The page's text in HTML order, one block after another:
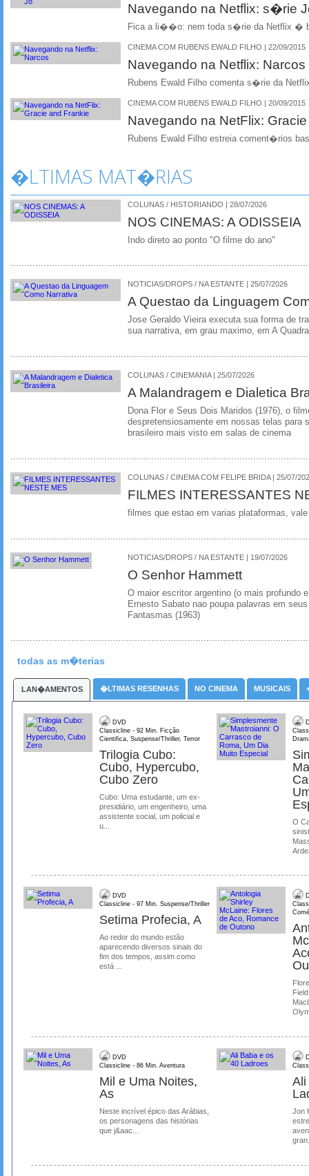
Navegando na Netflix: s�rie
Fica a li��o: nem toda s�rie da Netflix �
CINEMA COM RUBENS EWALD FILHO | 22/09/2015
Navegando na Netflix: Narcos
Rubens Ewald Filho comenta s�rie da
CINEMA COM RUBENS EWALD FILHO | 20/09/2015
Navegando na NetFlix:
Rubens Ewald Filho estreia coment�rios
�LTIMAS MAT�RIAS
COLUNAS / HISTORIANDO | 28/07/2026
NOS CINEMAS: A ODISSEIA
Indo direto ao ponto "O filme do ano"
NOTICIAS/DROPS / NA ESTANTE | 25/07/2026
A Questao da Linguagem
Jose Geraldo Vieira executa sua forma de
sua narrativa, em grau maximo, em A
COLUNAS / CINEMANIA | 25/07/2026
A Malandragem e Dialetica
Dona Flor e Seus Dois Maridos (1976), o
despretensiosamente em nossas telas para
brasileiro mais visto em salas de cinema
COLUNAS / CINEMA COM FELIPE BRIDA | 25/07/
FILMES INTERESSANTES
filmes que estao em varias plataformas,
NOTICIAS/DROPS / NA ESTANTE | 19/07/2026
O Senhor Hammett
O maior escritor argentino (o mais profundo
Ernesto Sabato nao poupa palavras em
Fantasmas (1963)
todas as m�terias
LAN�AMENTOS �LTIMAS RESENHAS NO CINEMA MUSICAIS
DVD
Classicline - 92 Min. Ficção
Cientifica, Suspense/Thriller, Terror
Trilogia Cubo:
Cubo, Hypercubo,
Cubo Zero
Cubo: Uma estudante, um ex-
presidiário, um engenheiro, uma
assistente social, um policial e
u...
O
DVD
Classicline - 97 Min. Suspense/Thriller
Setima Profecia, A
Ao redor do mundo estão
aparecendo diversos sinais do
fim dos tempos, assim como
está ...
DVD
Classicline - 86 Min. Aventura
Mil e Uma Noites,
As
Neste incrível épico das Arábias,
os personagens das histórias
que j&aac...
Ali
Jon